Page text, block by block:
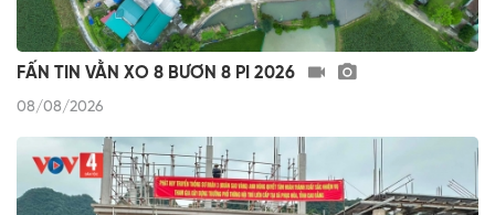
FẤN TIN VẰN XO 8 BƯƠN 8 PI 2026
08/08/2026